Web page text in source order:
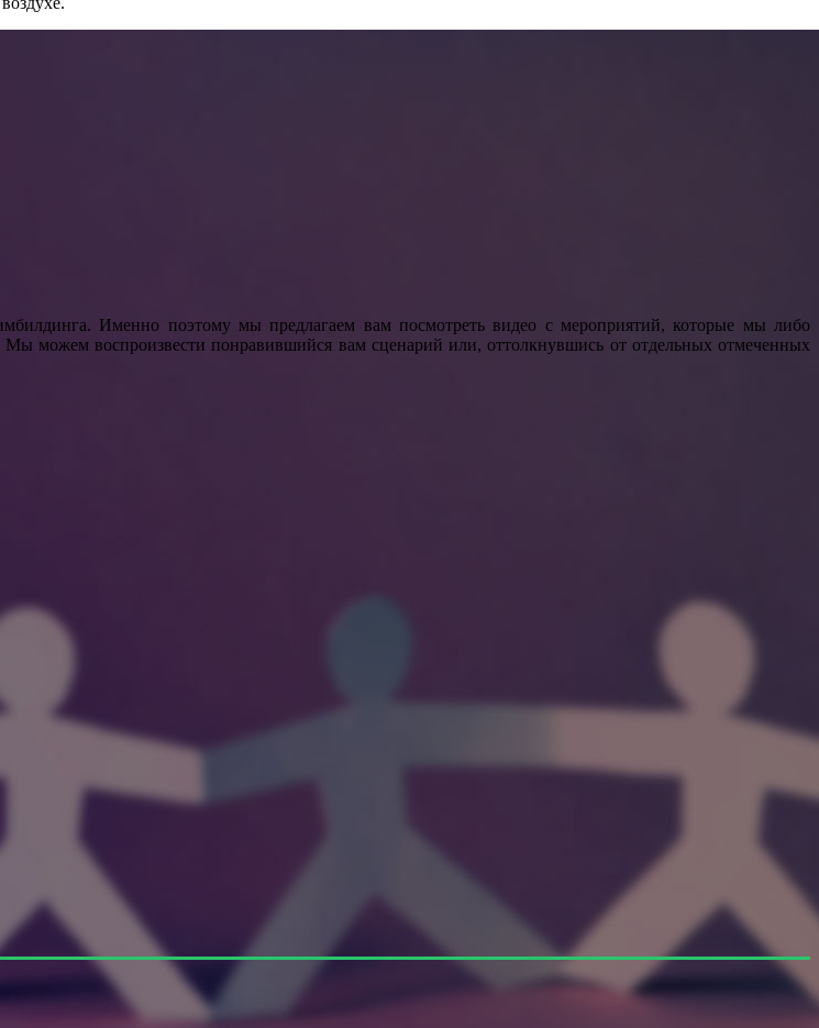
Именно поэтому мы предлагаем вам посмотреть видео с мероприятий, которые мы либо
можем воспроизвести понравившийся вам сценарий или, оттолкнувшись от отдельных отмеченных